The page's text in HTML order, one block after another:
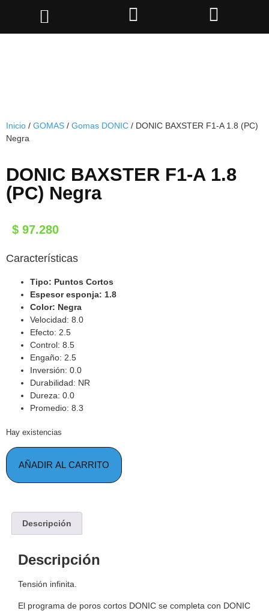
Inicio / GOMAS / Gomas DONIC / DONIC BAXSTER F1-A 1.8 (PC)
Negra
DONIC BAXSTER F1-A 1.8
(PC) Negra
$ 97.280
Características
Tipo: Puntos Cortos
Espesor esponja: 1.8
Color: Negra
Velocidad: 8.0
Efecto: 2.5
Control: 8.5
Engaño: 2.5
Inversión: 0.0
Durabilidad: NR
Dureza: 0.0
Promedio: 8.3
Hay existencias
AÑADIR AL CARRITO
Descripción
Descripción
Tensión infinita.
El programa de poros cortos DONIC se completa con DONIC